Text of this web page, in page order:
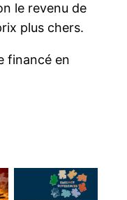
le revenu de
plus chers.
financé en